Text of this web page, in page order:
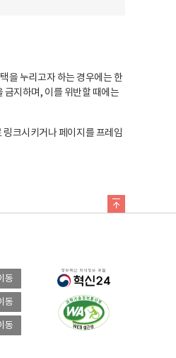
을 누리고자 하는 경우에는 한
금지하며, 이를 위반할 때에는
크시키거나 페이지를 프레임
동
동
동